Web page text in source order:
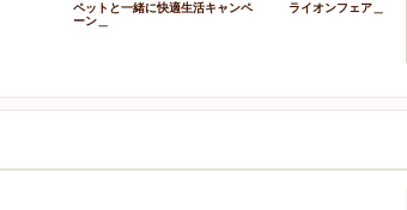
ペットと一緒に快適生活キャンペ
ーン＿
ライオンフェア＿